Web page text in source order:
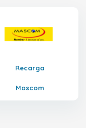
Recarga
Mascom